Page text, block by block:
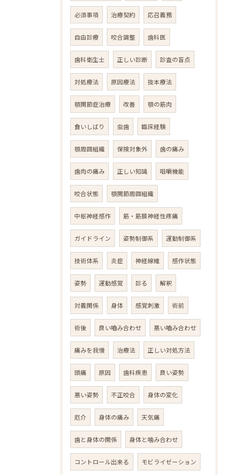
必須事項 治療契約 応召義務
自由診療 咬合調整 歯科医
歯科衛生士 正しい診断 診査の盲点
対処療法 原因療法 抜本療法
顎関節症治療 改善 顎の筋肉
食いしばり 虫歯 臨床経験
顎周囲組織 保険対象外 歯の痛み
歯肉の痛み 正しい知識 咀嚼機能
咬合状態 顎関節周囲組織
中枢神経感作 筋・筋膜神経性疼痛
ガイドライン 姿勢制御系 運動制御系
技術体系 炎症 神経線維 感作状態
姿勢 運動感覚 診る 解釈
対義関係 身体 感覚刺激 術前
術後 良い嚙み合わせ 悪い嚙み合わせ
痛みを我慢 治療法 正しい対処方法
頭痛 原因 歯科疾患 良い姿勢
悪い姿勢 不正咬合 身体の変化
厄介 身体の痛み 天気痛
歯と身体の関係 身体と噛み合わせ
コントロール出来る モビライゼーション